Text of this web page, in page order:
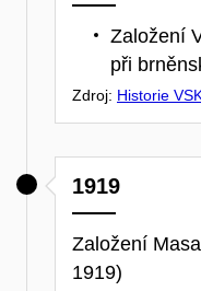
Založení
při
Zdroj: Historie
1919
Založení
1919)